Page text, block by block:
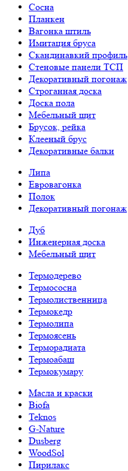
Сосна
Планкен
Вагонка штиль
Имитация бруса
Скандинавкий профиль
Стеновые панели ТСП
Декоративный погонаж
Строганная доска
Доска пола
Мебельный щит
Брусок, рейка
Клееный брус
Декоративные балки
Липа
Евровагонка
Полок
Декоративный погонаж
Дуб
Инженерная доска
Мебельный щит
Термодерево
Термососна
Термолиственница
Термокедр
Термолипа
Термоясень
Терморадиата
Термоабаш
Термокумару
Масла и краски
Biofa
Teknos
G-Nature
Dusberg
WoodSol
Пирилакс